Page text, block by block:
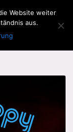
Website weiter
aus.